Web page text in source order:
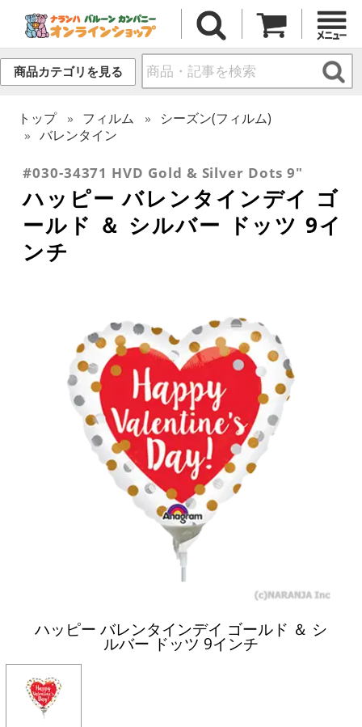
商品カテゴリを見る
トップ フィルム
シーズン(フィルム)
バレンタイン
#030-34371 HVD Gold & Silver Dots 9"
ハッピー バレンタインデイ ゴ
ールド ＆ シルバー ドッツ 9イ
ンチ
ハッピー バレンタインデイ ゴールド ＆ シ
ルバー ドッツ 9インチ